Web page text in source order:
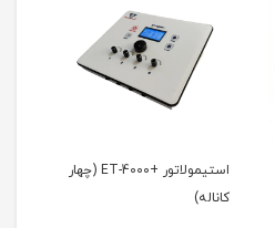
استیمولاتور +ET-4000 (چهار
کاناله)